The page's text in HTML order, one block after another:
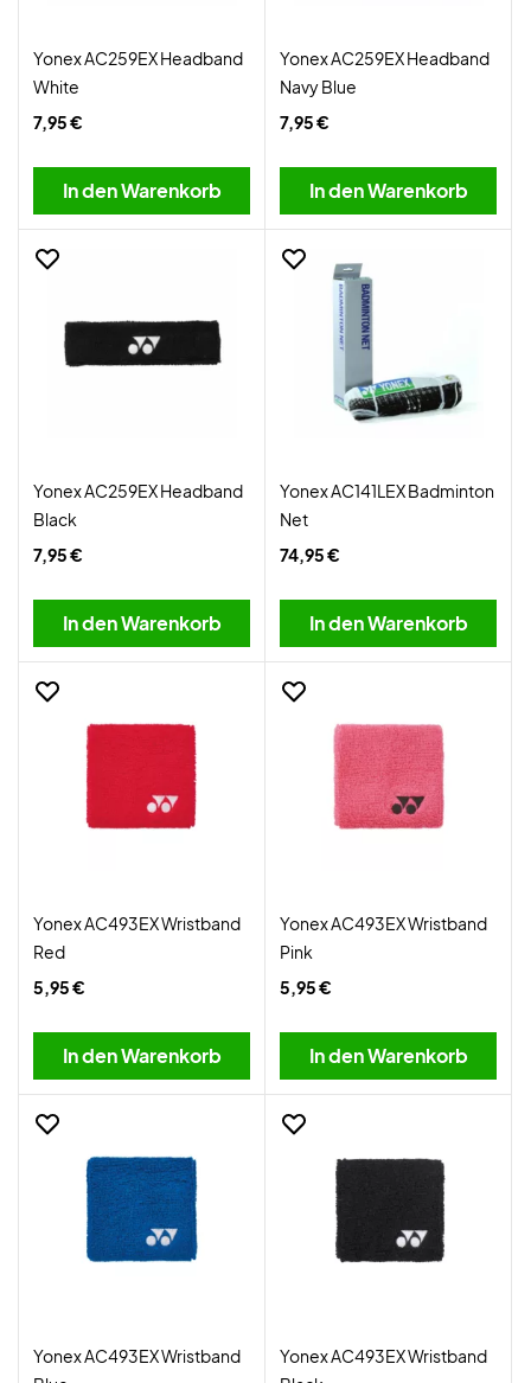
Yonex AC259EX Headband
White
7,95 €
In den Warenkorb
Yonex AC259EX Headband
Navy Blue
7,95 €
In den Warenkorb
Yonex AC259EX Headband
Black
7,95 €
In den Warenkorb
Yonex AC141LEX Badminton
Net
74,95 €
In den Warenkorb
Yonex AC493EX Wristband
Red
5,95 €
In den Warenkorb
Yonex AC493EX Wristband
Pink
5,95 €
In den Warenkorb
Yonex AC493EX Wristband
Yonex AC493EX Wristband